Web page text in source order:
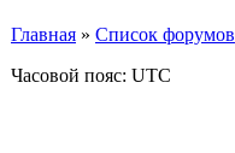
Главная » Список форумов
Часовой пояс: UTC